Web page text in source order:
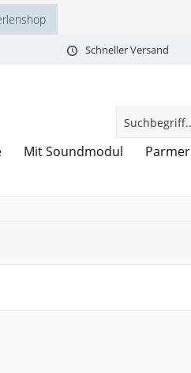
Schneller Versand
Mit Soundmodul Parmer